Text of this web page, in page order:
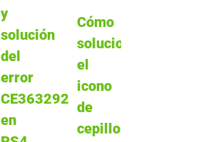
y
solución
del
error
CE363292
en
Cómo
solucionar
el
icono
de
cepillo